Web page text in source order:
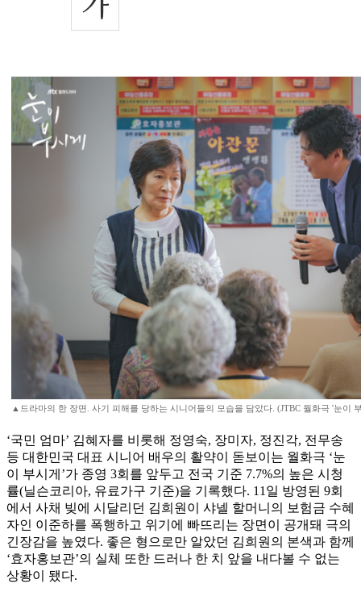
▲드라마의 한 장면. 사기 피해를 당하는 시니어들의 모습을 담았다. (JTBC 월화극 '눈이
‘국민 엄마’ 김혜자를 비롯해 정영숙, 장미자, 정진각, 전무송
등 대한민국 대표 시니어 배우의 활약이 돋보이는 월화극 ‘눈
이 부시게’가 종영 3회를 앞두고 전국 기준 7.7%의 높은 시청
률(닐슨코리아, 유료가구 기준)을 기록했다. 11일 방영된 9회
에서 사채 빚에 시달리던 김희원이 샤넬 할머니의 보험금 수혜
자인 이준하를 폭행하고 위기에 빠뜨리는 장면이 공개돼 극의
긴장감을 높였다. 좋은 형으로만 알았던 김희원의 본색과 함께
‘효자홍보관’의 실체 또한 드러나 한 치 앞을 내다볼 수 없는
상황이 됐다.